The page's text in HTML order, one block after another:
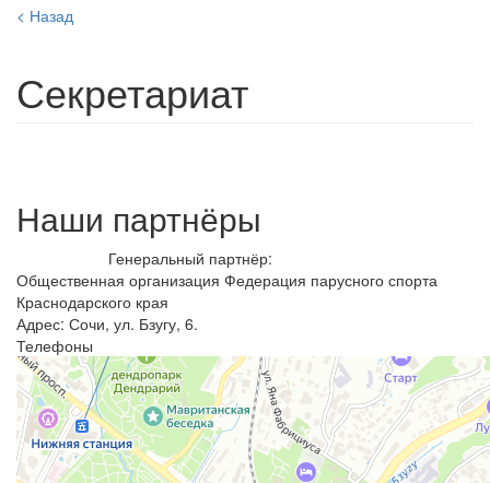
< Назад
Секретариат
Наши партнёры
Генеральный партнёр:
Общественная организация Федерация парусного спорта
Краснодарского края
Адрес: Сочи, ул. Бзугу, 6.
Телефоны